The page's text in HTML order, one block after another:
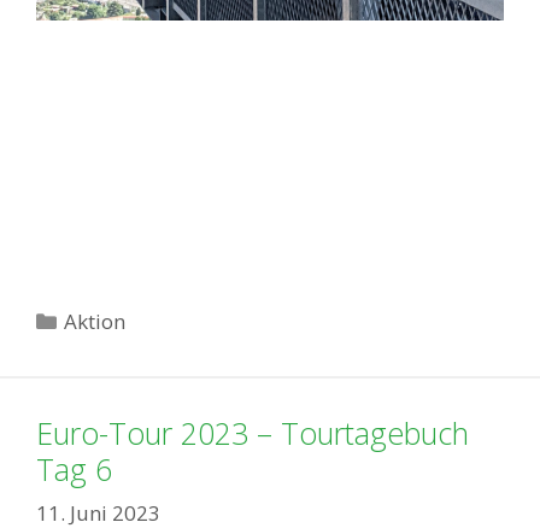
Kategorien
Aktion
Euro-Tour 2023 – Tourtagebuch
Tag 6
11. Juni 2023